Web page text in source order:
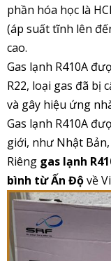
phần hóa học là
(áp suất tĩnh lên
cao.
Gas lạnh R410A
R22, loại gas đã bị
và gây hiệu ứng
Gas lạnh R410A
giới, như Nhật
Riêng gas lạnh
bình từ Ấn Độvề